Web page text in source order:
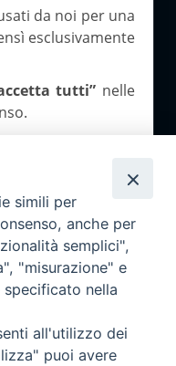
Cesenate
da noi per una
esclusivamente
tutti” nelle
simili per
anche per
semplici",
"misurazione" e
nella
all'utilizzo dei
puoi avere